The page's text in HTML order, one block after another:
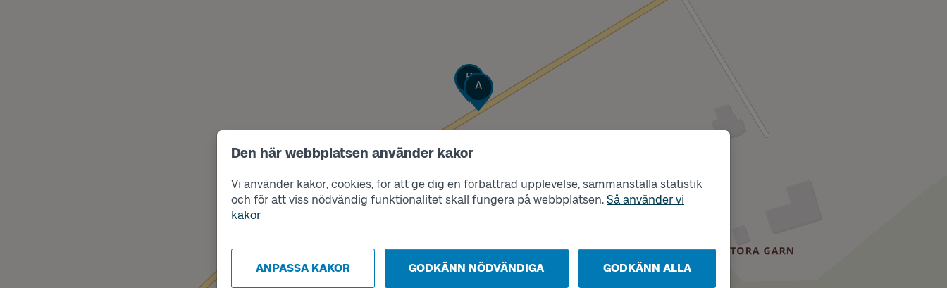
Den här webbplatsen använder kakor
Vi använder kakor, cookies, för att ge dig en förbättrad upplevelse, sammanställa statistik
och för att viss nödvändig funktionalitet skall fungera på webbplatsen. Så använder vi
kakor
ANPASSA KAKOR GODKÄNN NÖDVÄNDIGA GODKÄNN ALLA
Läge
A
Läge
B